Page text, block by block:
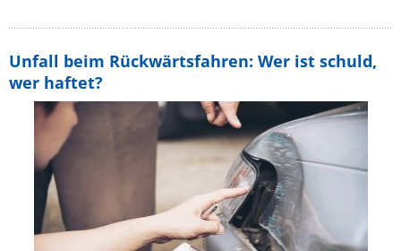
Unfall beim Rückwärtsfahren: Wer ist schuld,
wer haftet?